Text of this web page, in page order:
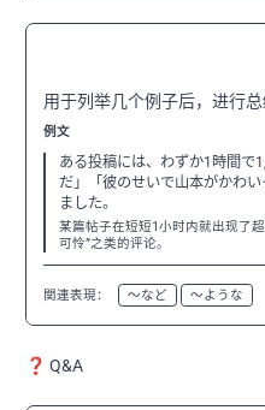
用于列举几个例子后，进行总
例文
ある投稿には、わずか1時間で
だ」「彼のせいで山本がかわ
ました。
某篇帖子在短短1小时内就出现了
可怜”之类的评论。
関連表現： 〜など 〜ような
❓ Q&A